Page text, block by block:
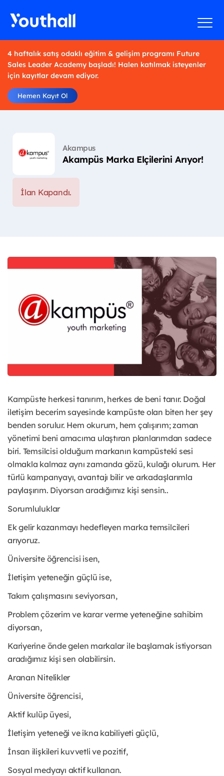
4 haftalık satış odaklı eğitim & gelişim programı Future
Sales Leader Academy başladı! Halen katılmak isteyenler
için kayıtlar devam ediyor.
Hemen Kayıt Ol
Akampus
Akampüs Marka Elçilerini Arıyor!
İlan Kapandı.
Kampüste herkesi tanırım, herkes de beni tanır. Doğal
iletişim becerim sayesinde kampüste olan biten her şey
benden sorulur. Hem okurum, hem çalışırım; zaman
yönetimi beni amacıma ulaştıran planlarımdan sadece
biri. Temsilcisi olduğum markanın kampüsteki sesi
olmakla kalmaz aynı zamanda gözü, kulağı olurum. Her
türlü kampanyayı, avantajı bilir ve arkadaşlarımla
paylaşırım. Diyorsan aradığımız kişi sensin..
Sorumluluklar
Ek gelir kazanmayı hedefleyen marka temsilcileri
arıyoruz.
Üniversite öğrencisi isen,
İletişim yeteneğin güçlü ise,
Takım çalışmasını seviyorsan,
Problem çözerim ve karar verme yeteneğine sahibim
diyorsan,
Kariyerine önde gelen markalar ile başlamak istiyorsan
aradığımız kişi sen olabilirsin.
Aranan Nitelikler
Üniversite öğrencisi,
Aktif kulüp üyesi,
İletişim yeteneği ve ikna kabiliyeti güçlü,
İnsan ilişkileri kuvvetli ve pozitif,
Sosyal medyayı aktif kullanan.